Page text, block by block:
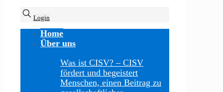
Login
Home
Über uns
Was ist CISV? – CISV
fördert und begeistert
Menschen, einen Beitrag zu